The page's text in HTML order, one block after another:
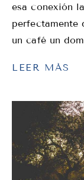
esa conexión
perfectamente
un café un
LEER MÁS